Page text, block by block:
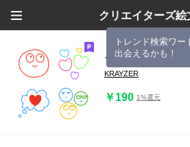
クリエイターズ絵
トレンド検索ワ
出会えるかも！
シンプルカラフ
KRAYZER
￥190 1%還元